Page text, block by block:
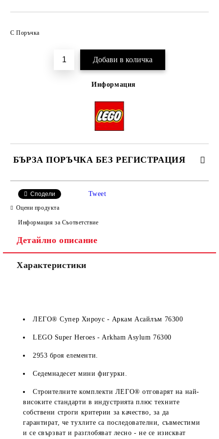
С Поръчка
Информация
БЪРЗА ПОРЪЧКА БЕЗ РЕГИСТРАЦИЯ
Ние ще се свържем с вас в рамките на работния ден, за
Сподели Tweet
Оцени продукта
Информация за Съответствие
Детайлно описание
Характеристики
ЛЕГО® Супер Хироус - Аркам Асайлъм 76300
LEGO Super Heroes - Arkham Asylum 76300
2953 броя елементи.
Седемнадесет мини фигурки.
Строителните комплекти ЛЕГО® отговарят на най-
високите стандарти в индустрията плюс техните
собствени строги критерии за качество, за да
гарантират, че тухлите са последователни, съвместими
и се свързват и разглобяват лесно - не се изискват